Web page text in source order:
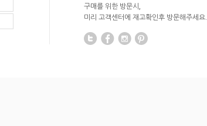
구매를 위한 방문시,
미리 고객센터에 재고확인후 방문해주세요.